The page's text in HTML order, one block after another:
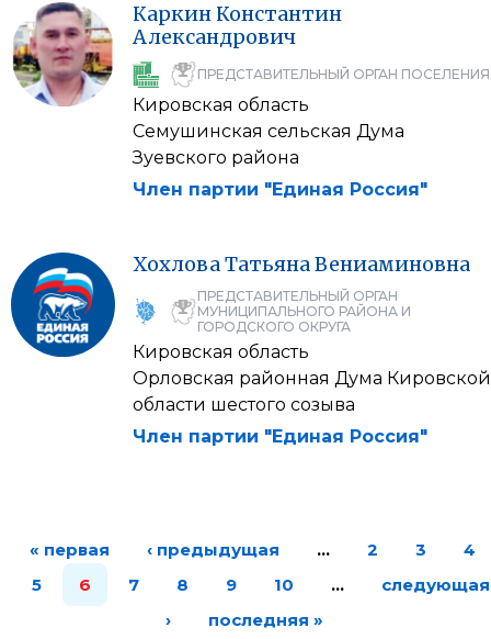
Каркин Константин
Александрович
ПРЕДСТАВИТЕЛЬНЫЙ ОРГАН ПОСЕЛЕНИЯ
Кировская область
Семушинская сельская Дума
Зуевского района
Член партии "Единая Россия"
ХохловаТатьянаВениаминовна
ПРЕДСТАВИТЕЛЬНЫЙ ОРГАН
МУНИЦИПАЛЬНОГО РАЙОНА И
ГОРОДСКОГО ОКРУГА
Кировская область
Орловская районная Дума Кировской
области шестого созыва
Член партии "Единая Россия"
« первая ‹ предыдущая … 2 3
4
5
6 7 8 9 10 …
следующая
›
последняя »